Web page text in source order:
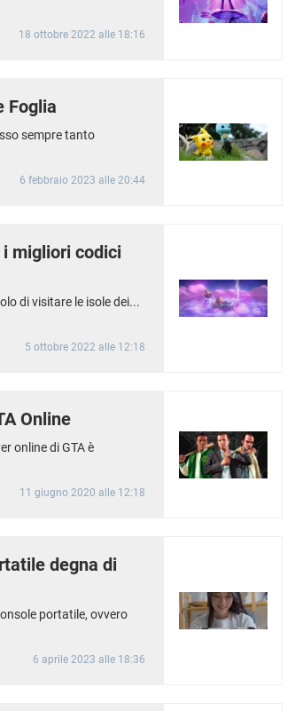
18 ottobre 2022 alle 18:16
Foglia
sempre tanto
6 febbraio 2023 alle 20:44
migliori codici
di visitare le isole dei...
5 ottobre 2022 alle 12:18
Online
online di GTA è
11 giugno 2020 alle 12:18
degna di
portatile, ovvero
6 aprile 2023 alle 18:36